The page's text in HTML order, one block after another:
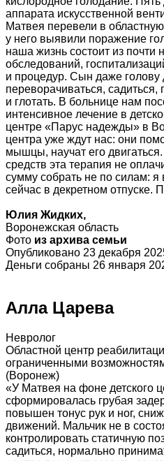
аппарата искусственной
Матвея перевели в
у него выявили поражение
наша жизнь состоит из почти
обследований,
и процедур. Сын даже голову
переворачиваться,
и глотать. В больнице нам
интенсивное лечение в
центре «Парус надежды» в
центра уже ждут нас: они
мышцы, научат его
средств эта терапия не
сумму собрать не по силам:
сейчас в декретном отпуске.
Юлия Жидких,
Воронежская область
Фото из архива семьи
Опубликовано 23 декабря
Деньги собраны 26 января
Алла Царева
Невролог
Областной центр
ограниченными
(Воронеж)
«У Матвея на фоне детского
сформировалась грубая
повышен тонус рук и ног,
движений. Мальчик не в
контролировать статичную
садиться, нормально